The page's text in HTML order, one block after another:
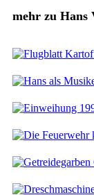
mehr zu Hans